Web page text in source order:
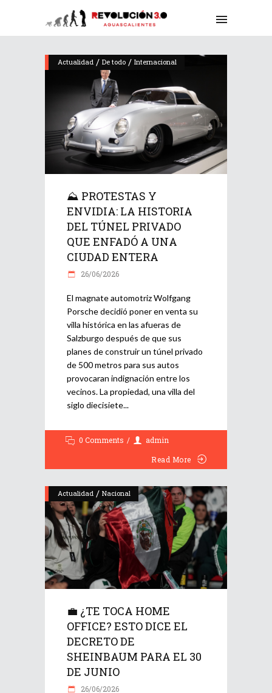
Actualidad / De todo / Internacional
⛰️ PROTESTAS Y
ENVIDIA: LA HISTORIA
DEL TÚNEL PRIVADO
QUE ENFADÓ A UNA
CIUDAD ENTERA
26/06/2026
El magnate automotriz Wolfgang
Porsche decidió poner en venta su
villa histórica en las afueras de
Salzburgo después de que sus
planes de construir un túnel privado
de 500 metros para sus autos
provocaran indignación entre los
vecinos. La propiedad, una villa del
siglo diecisiete
0 Comments
admin
Read More
Actualidad / Nacional
💼 ¿TE TOCA HOME
OFFICE? ESTO DICE EL
DECRETO DE
SHEINBAUM PARA EL 30
DE JUNIO
26/06/2026